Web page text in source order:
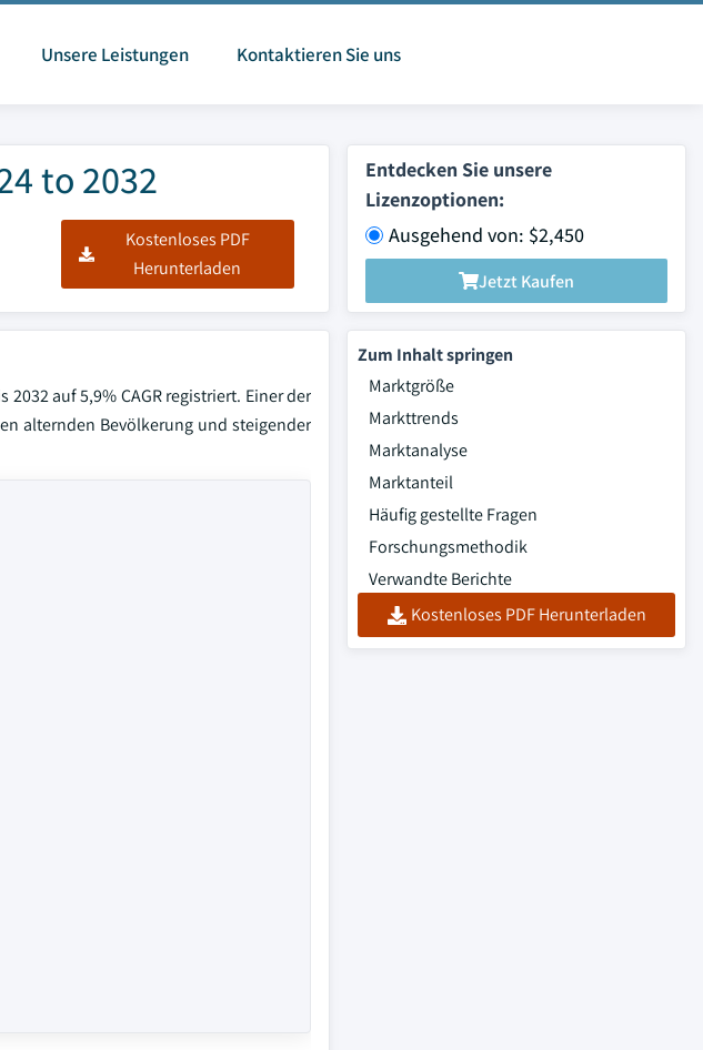
Unsere Leistungen Kontaktieren Sie uns
to 2032
Kostenloses PDF
Herunterladen
Entdecken Sie unsere
Lizenzoptionen:
Ausgehend von: $2,450
Jetzt Kaufen
auf 5,9% CAGR registriert. Einer der
alternden Bevölkerung und steigender
Zum Inhalt springen
Marktgröße
Markttrends
Marktanalyse
Marktanteil
Häufig gestellte Fragen
Forschungsmethodik
Verwandte Berichte
Kostenloses PDF Herunterladen